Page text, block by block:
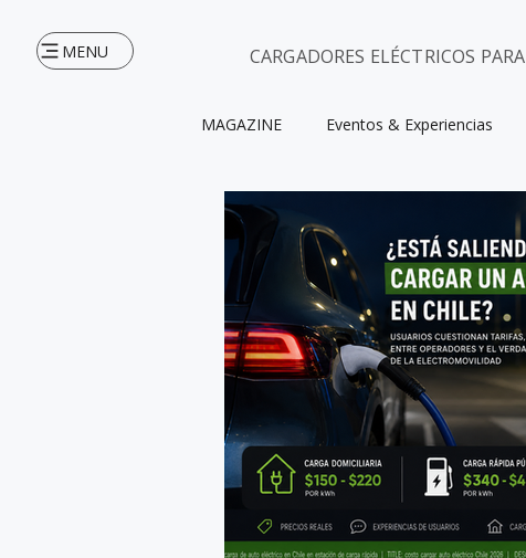
MENU CARGADORES ELÉCTRICOS
INICIO
MAGAZINE Eventos & Experiencias